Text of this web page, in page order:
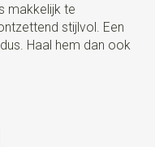
makkelijk te
stijlvol. Een
Haal hem dan ook